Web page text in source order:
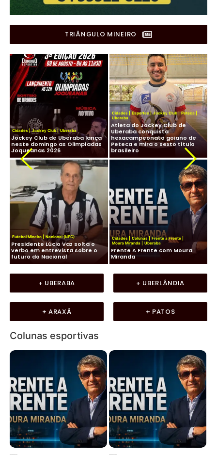
TRIÂNGULO MINEIRO
Cidades| Jockey Club| Uberaba
Jockey Club de Uberaba lança
neste domingo as Olimpíadas
Joqueanas 2026
Cidades| Esportes| Jockey Club| Peteca|
Uberaba
Atleta do Jockey Club de
Uberaba conquista
hexacampeonato goiano de
Peteca e mira o sexto título
brasileiro
Futebol Mineiro | Nacional (NFC)
Presidente Lúcio Vaz solta o
verbo em entrevista sobre o
futuro do Nacional
Cidades| Colunas| Frente a Frente|
Moura Miranda| Uberaba
Frente A Frente com Moura
Miranda
+ UBERABA + UBERLÂNDIA
+ ARAXÁ + PATOS
Colunas esportivas